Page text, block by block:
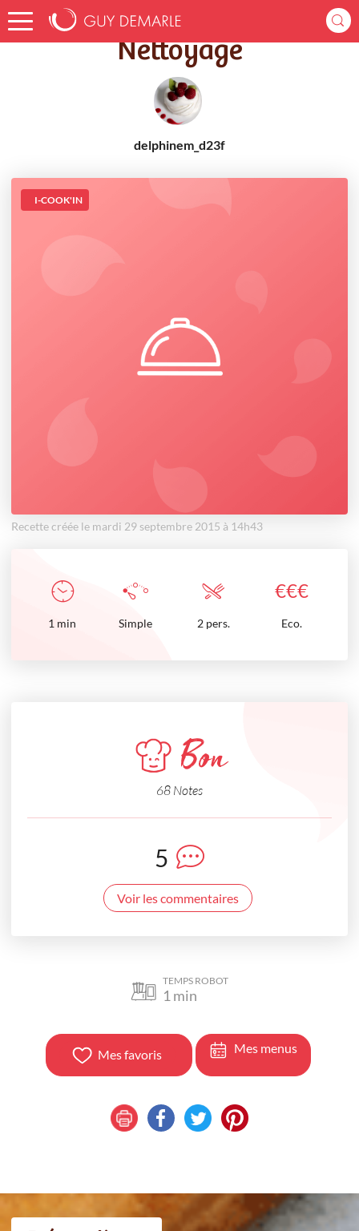
Accueil Recettes Nettoyage
Nettoyage
delphinem_d23f
I-COOK'IN
Recette créée le mardi 29 septembre 2015 à 14h43
€€€
1 min Simple 2 pers. Eco.
Bon
68 Notes
5
Voir les commentaires
TEMPS ROBOT
1 min
Mes favoris Mes menus